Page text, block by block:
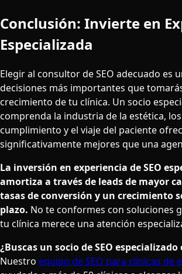
Conclusión: Invierte en
Especializada
Elegir al consultor de SEO adecuado es
decisiones más importantes que
crecimiento de tu clínica. Un socio
comprenda la industria de la estética,
cumplimiento y el viaje del paciente
significativamente mejores que una
La inversión en experiencia de SEO
amortiza a través de leads de mayor
tasas de conversión y un crecimiento
plazo. No te conformes con soluciones
tu clínica merece una atención
¿Buscas un socio de SEO
Nuestro equipo de SEO para clínicas de